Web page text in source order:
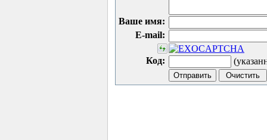
Ваше имя:
E-mail:
Код: